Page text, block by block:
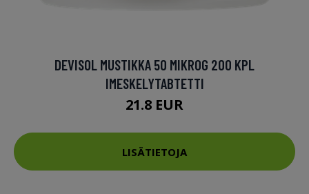
DEVISOL MUSTIKKA 50 MIKROG 200 KPL
IMESKELYTABTETTI
21.8 EUR
LISÄTIETOJA